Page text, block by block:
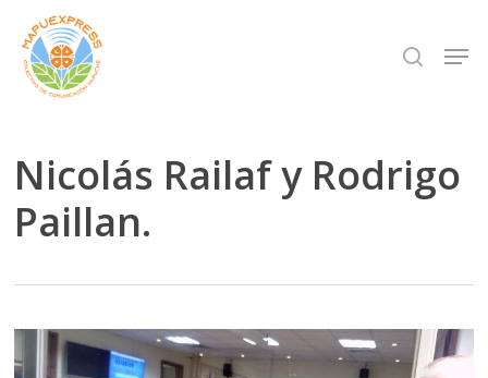
Skip
main
search
Nicolás Railaf y Rodrigo
Paillan.
Close